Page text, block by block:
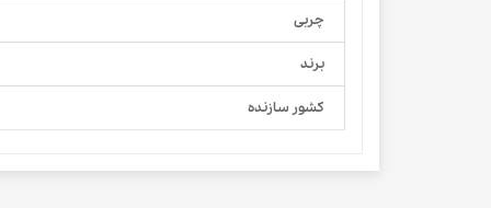
چربی
برند
کشور سازنده